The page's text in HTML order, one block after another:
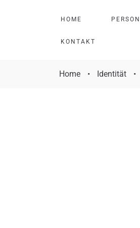
H O M E P E RSO N
KO N TA KT
Home • Identität •